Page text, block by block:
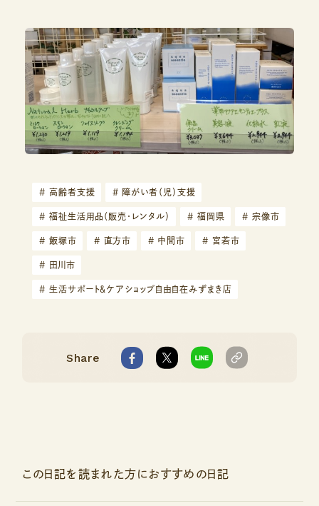
# 高齢者支援 # 障がい者（児）支援
# 福祉生活用品（販売・レンタル） # 福岡県 # 宗像市
# 飯塚市 # 直方市 # 中間市 # 宮若市
# 田川市
# 生活サポート＆ケアショップ自由自在みずまき店
Share
この日記を読まれた方におすすめの日記